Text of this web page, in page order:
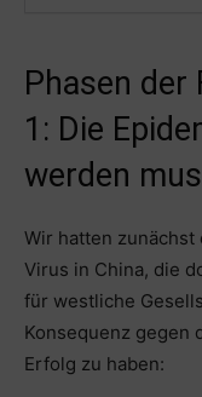
Phasen der
1: Die
werden
Wir hatten
Virus in China, die
für westliche
Konsequenz gegen
Erfolg zu haben: